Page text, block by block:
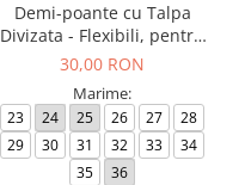
Demi-poante cu Talpa
Divizata - Flexibili, pentru
Balet
30,00 RON
Marime:
23 24 25 26 27
28
29
30 31 32 33
34
35
36